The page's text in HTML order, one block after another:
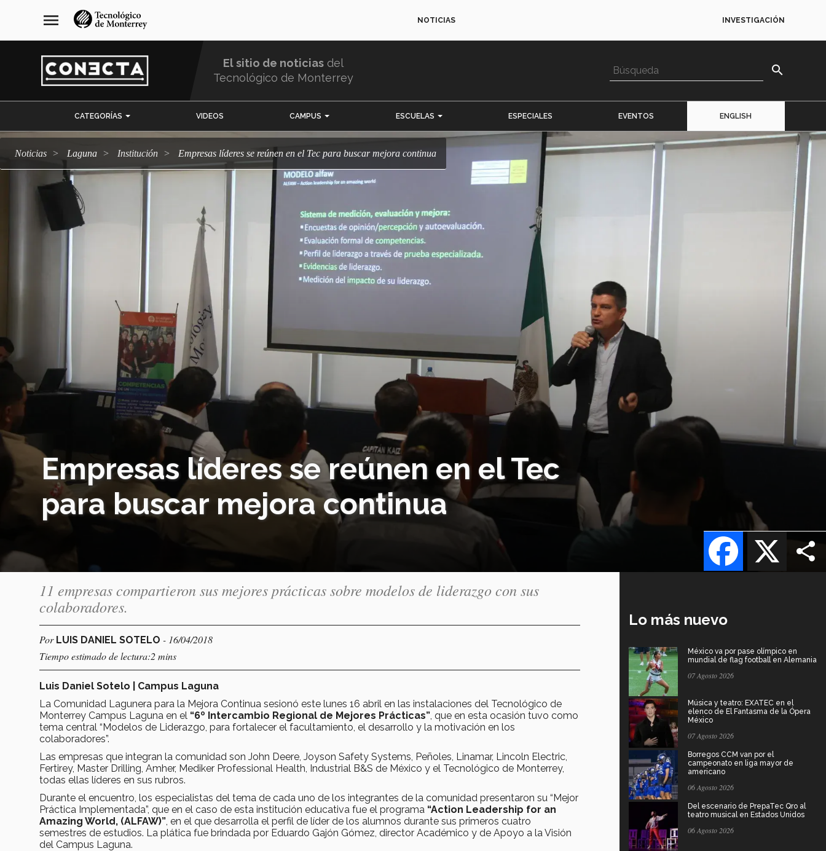
navegación
principal
menu NOTICIAS INVESTIGACIÓN
El sitio de noticias del
Tecnológico de Monterrey
search
CATEGORÍAS VIDEOS CAMPUS ESCUELAS ESPECIALES EVENTOS ENGLISH
Noticias Laguna Institución Empresas líderes se reúnen en el Tec para buscar mejora continua
Empresas líderes se reúnen en el Tec
para buscar mejora continua
X
Facebook
11 empresas compartieron sus mejores prácticas sobre modelos de liderazgo con sus
colaboradores.
Por LUIS DANIEL SOTELO - 16/04/2018
Tiempo estimado de lectura:2 mins
Luis Daniel Sotelo | Campus Laguna
La Comunidad Lagunera para la Mejora Continua sesionó este lunes 16 abril en las instalaciones del Tecnológico de
Monterrey Campus Laguna en el “6º Intercambio Regional de Mejores Prácticas” , que en esta ocasión tuvo como
tema central “Modelos de Liderazgo, para fortalecer el facultamiento, el desarrollo y la motivación en los
colaboradores”.
Las empresas que integran la comunidad son John Deere, Joyson Safety Systems, Peñoles, Linamar, Lincoln Electric,
Fertirey, Master Drilling, Amher, Mediker Professional Health, Industrial B&S de México y el Tecnológico de Monterrey,
todas ellas líderes en sus rubros.
Durante el encuentro, los especialistas del tema de cada uno de los integrantes de la comunidad presentaron su “Mejor
Práctica Implementada”, que en el caso de esta institución educativa fue el programa “Action Leadership for an
Amazing World, (ALFAW)” , en el que desarrolla el perfil de líder de los alumnos durante sus primeros cuatro
semestres de estudios. La plática fue brindada por Eduardo Gajón Gómez, director Académico y de Apoyo a la Visión
del Campus Laguna.
Lo más nuevo
México va por pase olímpico en
mundial de flag football en Alemania
07 Agosto 2026
Música y teatro: EXATEC en el
elenco de El Fantasma de la Ópera
México
07 Agosto 2026
Borregos CCM van por el
campeonato en liga mayor de
americano
06 Agosto 2026
Del escenario de PrepaTec Qro al
teatro musical en Estados Unidos
06 Agosto 2026